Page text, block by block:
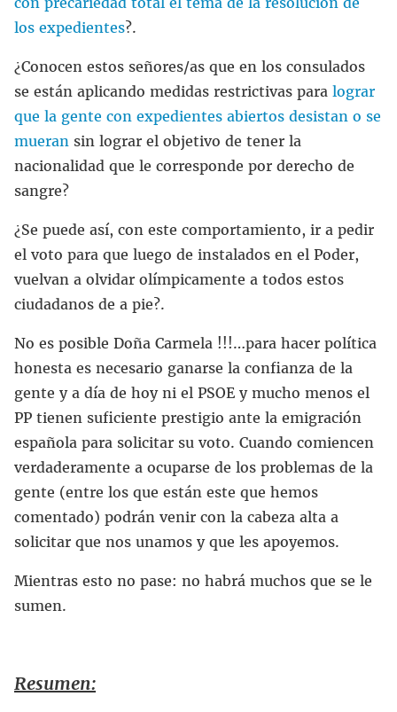
los expedientes?.
¿Conocen estos señores/as que en los consulados
se están aplicando medidas restrictivas para lograr
que la gente con expedientes abiertos desistan o se
mueran sin lograr el objetivo de tener la
nacionalidad que le corresponde por derecho de
sangre?
¿Se puede así, con este comportamiento, ir a pedir
el voto para que luego de instalados en el Poder,
vuelvan a olvidar olímpicamente a todos estos
ciudadanos de a pie?.
No es posible Doña Carmela !!!…para hacer política
honesta es necesario ganarse la confianza de la
gente y a día de hoy ni el PSOE y mucho menos el
PP tienen suficiente prestigio ante la emigración
española para solicitar su voto. Cuando comiencen
verdaderamente a ocuparse de los problemas de la
gente (entre los que están este que hemos
comentado) podrán venir con la cabeza alta a
solicitar que nos unamos y que les apoyemos.
Mientras esto no pase: no habrá muchos que se le
sumen.
Resumen: